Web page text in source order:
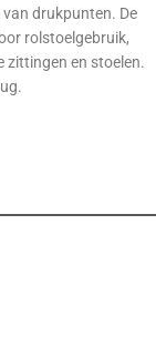
drukpunten. De
rolstoelgebruik,
zittingen en stoelen.